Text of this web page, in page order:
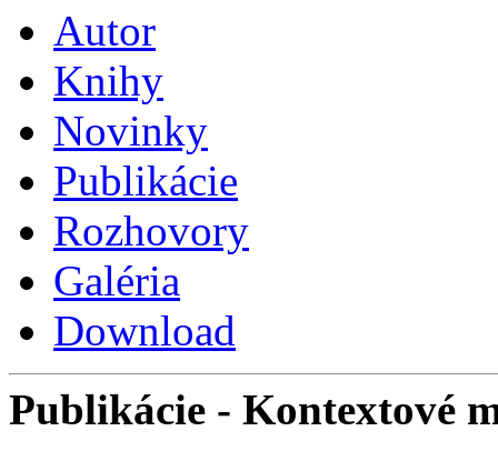
Autor
Knihy
Novinky
Publikácie
Rozhovory
Galéria
Download
Publikácie - Kontextové